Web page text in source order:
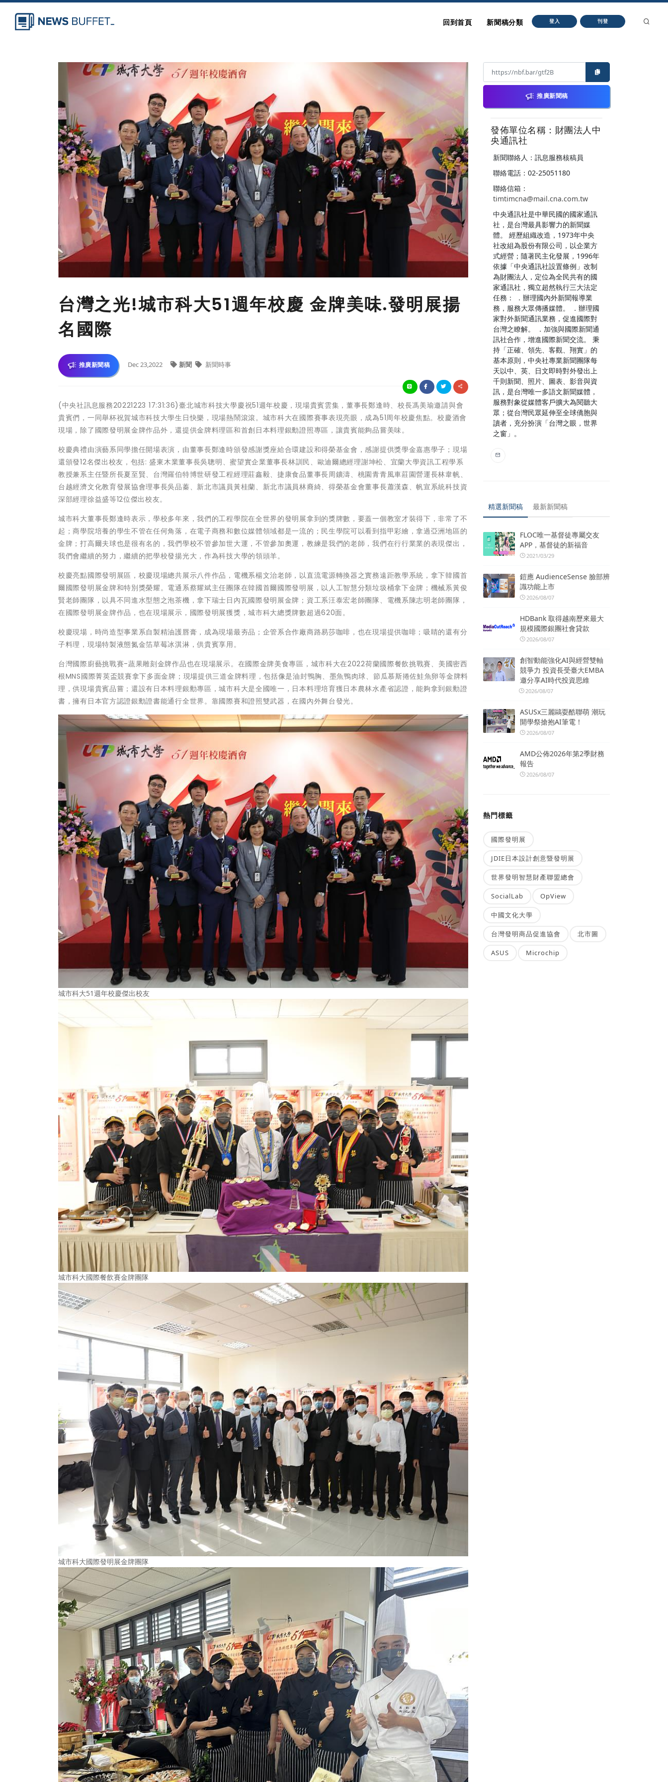
回到首頁 新聞稿分類 登入 刊登
台灣之光!城市科大51週年校慶 金牌美味.發明展揚
名國際
推廣新聞稿 Dec 23,2022 新聞 新聞時事
(中央社訊息服務20221223 17:31:36)臺北城市科技大學慶祝51週年校慶，現場貴賓雲集，董事長鄭逢時、校長馮美瑜邀請與會
貴賓們，一同舉杯祝賀城市科技大學生日快樂，現場熱鬧滾滾。城市科大在國際賽事表現亮眼，成為51周年校慶焦點。校慶酒會
現場，除了國際發明展金牌作品外，還提供金牌料理區和首創日本料理銀勳證照專區，讓貴賓能夠品嘗美味。
校慶典禮由演藝系同學擔任開場表演，由董事長鄭逢時頒發感謝獎座給合環建設和得榮基金會，感謝提供獎學金嘉惠學子；現場
還頒發12名傑出校友，包括: 盛東木業董事長吳聰明、蜜望實企業董事長林訓民、歐迪爾總經理謝坤松、宜蘭大學資訊工程學系
教授兼系主任暨所長夏至賢、台灣羅伯特博世研發工程經理莊鑫毅、捷康食品董事長周鑛濤、桃園青青風車莊園營運長林韋帆、
台越經濟文化教育發展協會理事長吳品蓁、新北市議員黃桂蘭、新北市議員林裔綺、得榮基金會董事長蕭漢森、帆宣系統科技資
深部經理徐益盛等12位傑出校友。
城市科大董事長鄭逢時表示，學校多年來，我們的工程學院在全世界的發明展拿到的獎牌數，要蓋一個教室才裝得下，非常了不
起；商學院培養的學生不管在任何角落，在電子商務和數位媒體領域都是一流的；民生學院可以看到指甲彩繪，拿過亞洲地區的
金牌；打高爾夫球也是很有名的，我們學校不管參加世大運，不管參加奧運，教練是我們的老師，我們在行行業業的表現傑出，
我們會繼續的努力，繼續的把學校發揚光大，作為科技大學的領頭羊。
校慶亮點國際發明展區，校慶現場總共展示八件作品，電機系楊文治老師，以直流電源轉換器之實務遠距教學系統，拿下韓國首
爾國際發明展金牌和特別獎榮耀。電通系蔡耀斌主任團隊在韓國首爾國際發明展，以人工智慧分類垃圾桶拿下金牌；機械系黃俊
賢老師團隊，以具不同進水型態之泡茶機，拿下瑞士日內瓦國際發明展金牌；資工系汪泰宏老師團隊、電機系陳志明老師團隊，
在國際發明展金牌作品，也在現場展示，國際發明展獲獎，城市科大總獎牌數超過620面。
校慶現場，時尚造型事業系自製精油護唇膏，成為現場最夯品；企管系合作廠商路易莎咖啡，也在現場提供咖啡；吸睛的還有分
子料理，現場特製液態氮金箔草莓冰淇淋，供貴賓享用。
台灣國際廚藝挑戰賽-蔬果雕刻金牌作品也在現場展示。在國際金牌美食專區，城市科大在2022荷蘭國際餐飲挑戰賽、美國密西
根MNS國際菁英盃競賽拿下多面金牌；現場提供三道金牌料理，包括像是油封鴨胸、墨魚鴨肉球、節瓜慕斯捲佐鮭魚卵等金牌料
理，供現場貴賓品嘗；還設有日本料理銀勳專區，城市科大是全國唯一，日本料理培育獲日本農林水產省認證，能夠拿到銀勳證
書，擁有日本官方認證銀勳證書能通行全世界。靠國際賽和證照雙武器，在國內外舞台發光。
城市科大51週年校慶傑出校友
城市科大國際餐飲賽金牌團隊
城市科大國際發明展金牌團隊
推廣新聞稿
發佈單位名稱：財團法人中
央通訊社
新聞聯絡人：訊息服務核稿員
聯絡電話：02-25051180
聯絡信箱：
timtimcna@mail.cna.com.tw
中央通訊社是中華民國的國家通訊
社，是台灣最具影響力的新聞媒
體。 經歷組織改造，1973年中央
社改組為股份有限公司，以企業方
式經營；隨著民主化發展，1996年
依據「中央通訊社設置條例」改制
為財團法人，定位為全民共有的國
家通訊社，獨立超然執行三大法定
任務： ．辦理國內外新聞報導業
務，服務大眾傳播媒體。 ．辦理國
家對外新聞通訊業務，促進國際對
台灣之瞭解。 ．加強與國際新聞通
訊社合作，增進國際新聞交流。 秉
持「正確、領先、客觀、翔實」的
基本原則，中央社專業新聞團隊每
天以中、英、日文即時對外發出上
千則新聞、照片、圖表、影音與資
訊，是台灣唯一多語文新聞媒體，
服務對象從媒體客戶擴大為閱聽大
眾；從台灣民眾延伸至全球僑胞與
讀者，充分扮演「台灣之眼，世界
之窗」。
精選新聞稿 最新新聞稿
FLOC唯一基督徒專屬交友
APP，基督徒的新福音
2021/03/29
鎧應 AudienceSense 臉部辨
識功能上市
2026/08/07
HDBank 取得越南歷來最大
規模國際銀團社會貸款
2026/08/07
創智動能強化AI與經營雙軸
競爭力 投資長受臺大EMBA
邀分享AI時代投資思維
2026/08/07
ASUSx三麗鷗耍酷聯萌 潮玩
開學祭搶抱AI筆電！
2026/08/07
AMD公佈2026年第2季財務
報告
2026/08/07
熱門標籤
國際發明展
JDIE日本設計創意暨發明展
世界發明智慧財產聯盟總會
SocialLab OpView
中國文化大學
台灣發明商品促進協會 北市圖
ASUS Microchip